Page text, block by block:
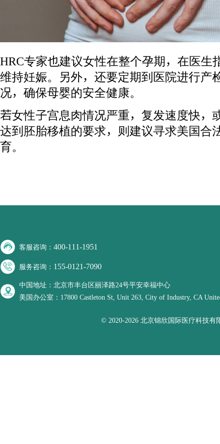
HRC专家也建议女性在整个孕期，在医生
维持妊娠。另外，还要定期到医院进行产
况，确保母婴的安全健康。
若女性子宫息肉情况严重，复发速度快，
达到胚胎移植的要求，则建议寻求美国合
育。
客服咨询：400-111-1951
服务咨询： 155-0121-7090
中国地址：北京市丰台区丽泽路24号平安幸福中心
美国办公室：17800 Castleton St, Unit 263, City of Industry, CA
© 2020-2026 北京锦欣国际医疗科